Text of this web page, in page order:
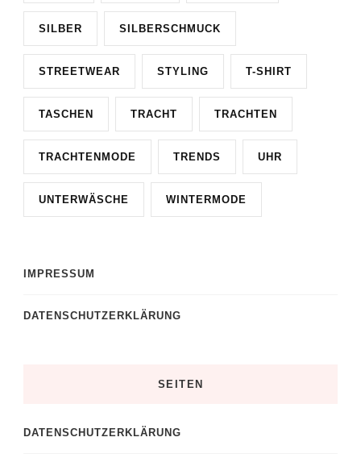
SILBER SILBERSCHMUCK
STREETWEAR STYLING T-SHIRT
TASCHEN TRACHT TRACHTEN
TRACHTENMODE TRENDS UHR
UNTERWÄSCHE WINTERMODE
IMPRESSUM
DATENSCHUTZERKLÄRUNG
SEITEN
DATENSCHUTZERKLÄRUNG